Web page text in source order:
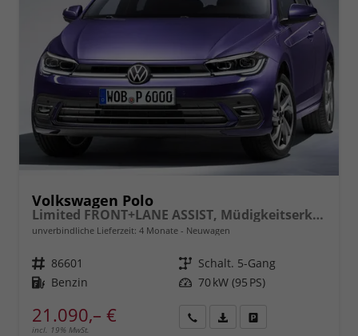
Volkswagen Polo
Limited FRONT+LANE ASSIST, Müdigkeitserkennung, REAR Berganfahrassistent, ISOFIX, eCall, LED, Digital Cockpit, App Connect, CLIMATIC, 15" ALU uvm.
unverbindliche Lieferzeit: 4 Monate Neuwagen
Fahrzeugnr. 86601 Getriebe Schalt. 5-Gang
Kraftstoff Benzin Leistung 70 kW (95 PS)
21.090,– €
incl. 19% MwSt.